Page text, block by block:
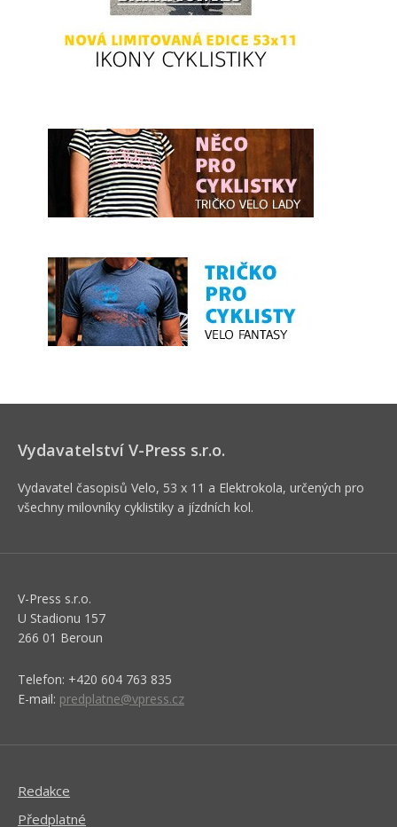
Vydavatelství V-Press s.r.o.
Vydavatel časopisů Velo, 53 x 11 a Elektrokola, určených pro
všechny milovníky cyklistiky a jízdních kol.
V-Press s.r.o.
U Stadionu 157
266 01 Beroun
Telefon: +420 604 763 835
E-mail: predplatne@vpress.cz
Redakce
Předplatné